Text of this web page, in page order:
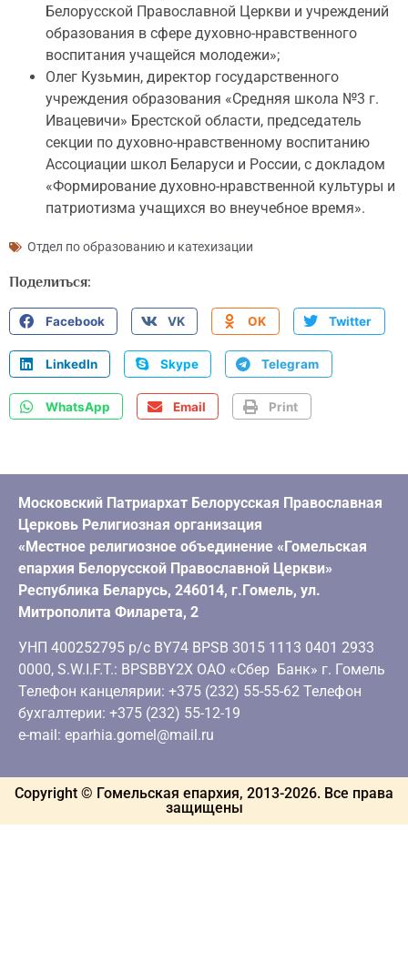
Белорусской Православной Церкви и учреждений
образования в сфере духовно-нравственного
воспитания учащейся молодежи»;
Олег Кузьмин, директор государственного
учреждения образования «Средняя школа №3 г.
Ивацевичи» Брестской области, председатель
секции по духовно-нравственному воспитанию
Ассоциации школ Беларуси и России, с докладом
«Формирование духовно-нравственной культуры и
патриотизма учащихся во внеучебное время».
Отдел по образованию и катехизации
Поделиться:
Facebook VK OK Twitter
LinkedIn Skype Telegram
WhatsApp Email Print
Московский Патриархат Белорусская Православная
Церковь Религиозная организация
«Местное религиозное объединение «Гомельская
епархия Белорусской Православной Церкви»
Республика Беларусь, 246014, г.Гомель, ул.
Митрополита Филарета, 2
УНП 400252795 р/с BY74 BPSB 3015 1113 0401 2933
0000, S.W.I.F.T.: BPSBBY2X ОАО «Сбер Банк» г. Гомель
Телефон канцелярии: +375 (232) 55-55-62 Телефон
бухгалтерии: +375 (232) 55-12-19
e-mail: eparhia.gomel@mail.ru
Copyright © Гомельская епархия, 2013-2026. Все права
защищены